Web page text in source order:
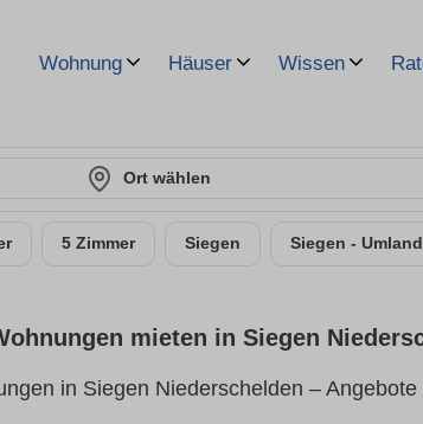
Wohnung Häuser Wissen
Ort wählen
5 Zimmer Siegen Siegen - Umland
mieten in Siegen
in Siegen Niederschelden – Angebote